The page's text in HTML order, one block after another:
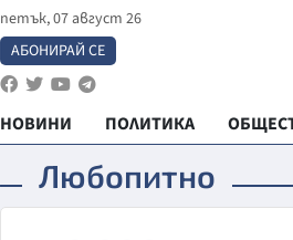
петък, 07 август 26
АБОНИРАЙ СЕ
НОВИНИ ПОЛИТИКА
Любопитно